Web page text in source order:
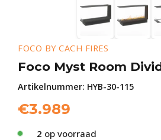
FOCO BY CACH FIRES
Foco Myst Room
Artikelnummer: HYB-30-115
€3.989
2 op voorraad